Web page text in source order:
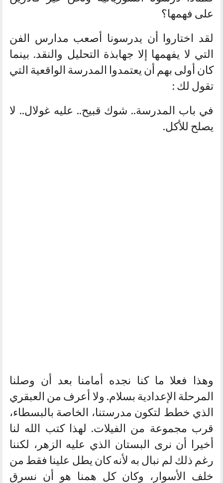
على فهمها؟
لقد اختاروا أن يدرسونا أصعب مدارس الفن
التي لا يفهمها إلا جهابذة التحليل والنقد. بينما
كان أولى بهم أن يعتمدوا المدرسة الواقعية التي
تقول لك :
في باب المدرسة.. شوك قبيح.. عليه غولال.. لا
يصلح للأكل.
وهذا فعلا ما كنا نجده أمامنا بعد أن وصلنا
المرحلة الإعدادية بسلام. ولا أعرف من العبقري
الذي خطط لتكون مدرستنا، الخاصة بالبسطاء،
قرب مجموعة من الفيلات. لهذا كتب الله لنا
أخيرا أن نرى البستان الذي عليه الزهر، لكننا
رغم ذلك لم نبال به لأنه كان يطل علينا فقط من
خلف الأسوار، وكان كل همنا هو أن نسرق